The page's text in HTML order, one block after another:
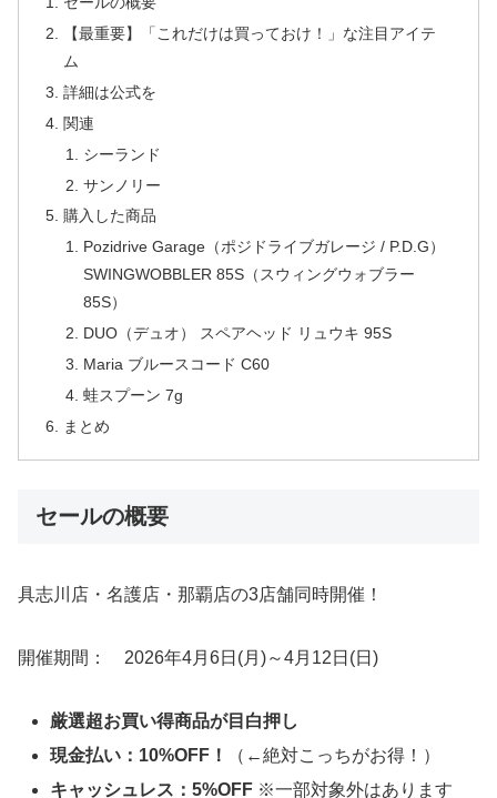
【最重要】「これだけは買っておけ！」な注目アイテ
ム
詳細は公式を
関連
シーランド
サンノリー
購入した商品
Pozidrive Garage（ポジドライブガレージ / P.D.G）
SWINGWOBBLER 85S（スウィングウォブラー
85S）
DUO（デュオ） スペアヘッド リュウキ 95S
Maria ブルースコード C60
蛙スプーン 7g
まとめ
セールの概要
具志川店・名護店・那覇店の3店舗同時開催！
開催期間： 2026年4月6日(月)～4月12日(日)
厳選超お買い得商品が目白押し
現金払い：10%OFF！
（←絶対こっちがお得！）
キャッシュレス：5%OFF ※一部対象外はあります